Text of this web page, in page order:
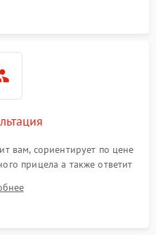
вам, сориентирует по цене
прицела а также ответит